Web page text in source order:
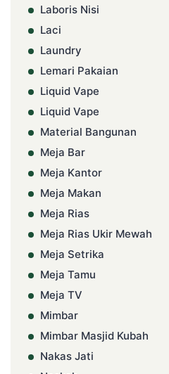
Laboris Nisi
Laci
Laundry
Lemari Pakaian
Liquid Vape
Liquid Vape
Material Bangunan
Meja Bar
Meja Kantor
Meja Makan
Meja Rias
Meja Rias Ukir Mewah
Meja Setrika
Meja Tamu
Meja TV
Mimbar
Mimbar Masjid Kubah
Nakas Jati